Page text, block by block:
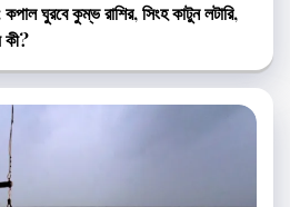
কুম্ভ রাশির, সিংহ কাটুন লটারি,
কী?